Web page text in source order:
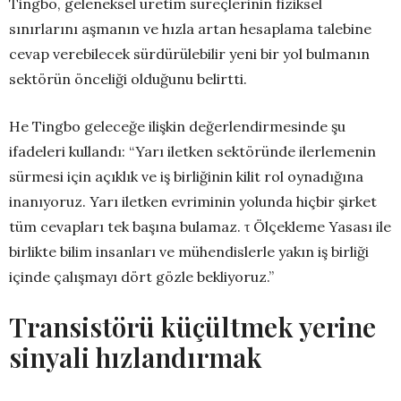
sınırlarını aşmanın ve hızla artan hesaplama talebine
cevap verebilecek sürdürülebilir yeni bir yol bulmanın
sektörün önceliği olduğunu belirtti.
He Tingbo geleceğe ilişkin değerlendirmesinde şu
ifadeleri kullandı: “Yarı iletken sektöründe ilerlemenin
sürmesi için açıklık ve iş birliğinin kilit rol oynadığına
inanıyoruz. Yarı iletken evriminin yolunda hiçbir şirket
tüm cevapları tek başına bulamaz. τ Ölçekleme Yasası ile
birlikte bilim insanları ve mühendislerle yakın iş birliği
içinde çalışmayı dört gözle bekliyoruz.”
Transistörü küçültmek yerine
sinyali hızlandırmak